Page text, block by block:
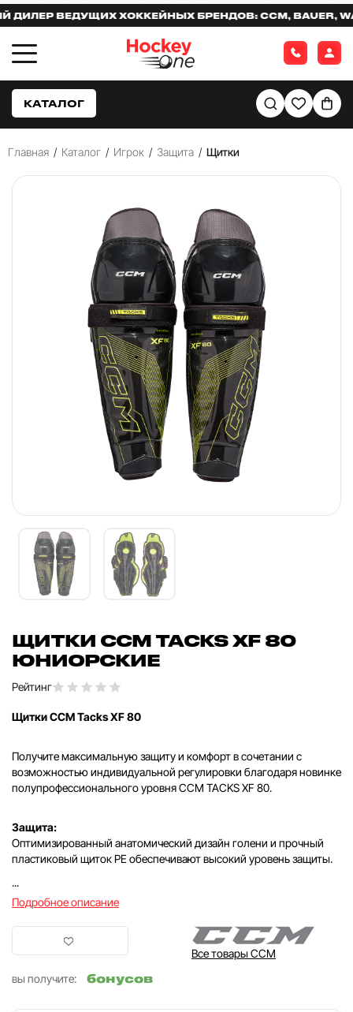
ВЕДУЩИХ ХОККЕЙНЫХ БРЕНДОВ: CCM, BAUER,
КАТАЛОГ
Главная / Каталог / Игрок / Защита / Щитки
ЩИТКИ CCM TACKS XF 80
ЮНИОРСКИЕ
Рейтинг
Щитки CCM Tacks XF 80
Получите максимальную защиту и комфорт в сочетании с
возможностью индивидуальной регулировки благодаря новинке
полупрофессионального уровня CCM TACKS XF 80.
Защита:
Оптимизированный анатомический дизайн голени и прочный
пластиковый щиток PE обеспечивают высокий уровень защиты.
...
Подробное описание
Все товары CCM
вы получите:
бонусов